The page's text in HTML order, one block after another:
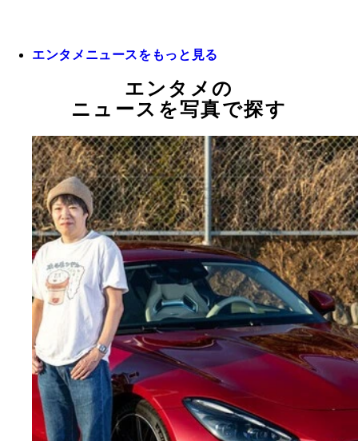
エンタメニュースをもっと見る
エンタメの
ニュースを写真で探す